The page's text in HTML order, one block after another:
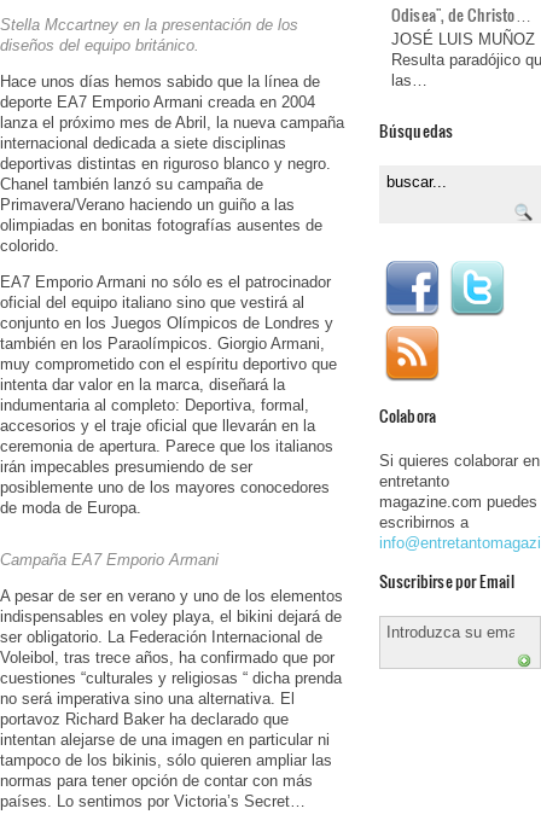
Stella Mccartney en la presentación de los
diseños del equipo británico.
Hace unos días hemos sabido que la línea de
deporte EA7 Emporio Armani creada en 2004
lanza el próximo mes de Abril, la nueva campaña
internacional dedicada a siete disciplinas
deportivas distintas en riguroso blanco y negro.
Chanel también lanzó su campaña de
Primavera/Verano haciendo un guiño a las
olimpiadas en bonitas fotografías ausentes de
colorido.
EA7 Emporio Armani no sólo es el patrocinador
oficial del equipo italiano sino que vestirá al
conjunto en los Juegos Olímpicos de Londres y
también en los Paraolímpicos. Giorgio Armani,
muy comprometido con el espíritu deportivo que
intenta dar valor en la marca, diseñará la
indumentaria al completo: Deportiva, formal,
accesorios y el traje oficial que llevarán en la
ceremonia de apertura. Parece que los italianos
irán impecables presumiendo de ser
posiblemente uno de los mayores conocedores
de moda de Europa.
Campaña EA7 Emporio Armani
A pesar de ser en verano y uno de los elementos
indispensables en voley playa, el bikini dejará de
ser obligatorio. La Federación Internacional de
Voleibol, tras trece años, ha confirmado que por
cuestiones “culturales y religiosas “ dicha prenda
no será imperativa sino una alternativa. El
portavoz Richard Baker ha declarado que
intentan alejarse de una imagen en particular ni
tampoco de los bikinis, sólo quieren ampliar las
normas para tener opción de contar con más
países. Lo sentimos por Victoria’s Secret…
Odisea", de Christo…
JOSÉ LUIS MUÑOZ
Resulta paradójico
las…
Búsquedas
Colabora
Si quieres colaborar en
entretanto
magazine.com puedes
escribirnos a
Suscribirse por Email